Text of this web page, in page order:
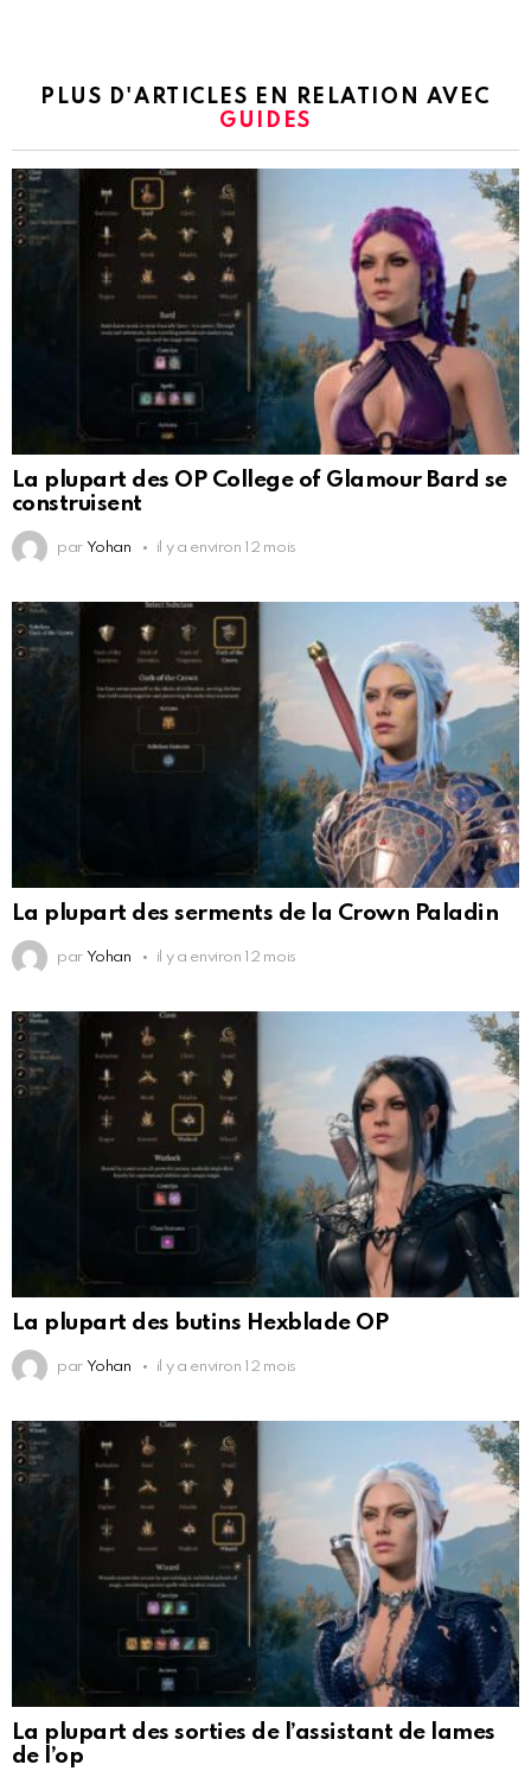
PLUS D'ARTICLES EN RELATION AVEC
GUIDES
La plupart des OP College of Glamour Bard se
construisent
par Yohan il y a environ 12 mois
La plupart des serments de la Crown Paladin
par Yohan il y a environ 12 mois
La plupart des butins Hexblade OP
par Yohan il y a environ 12 mois
La plupart des sorties de l’assistant de lames
de l’op